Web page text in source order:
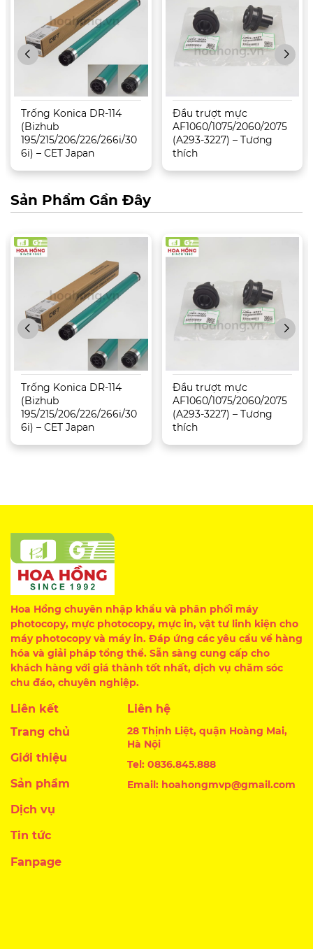
Trống Konica DR-114
(Bizhub
195/215/206/226/266i/30
6i) – CET Japan
Đầu trượt mực
AF1060/1075/2060/2075
(A293-3227) – Tương
thích
Sản Phẩm Gần Đây
Trống Konica DR-114
(Bizhub
195/215/206/226/266i/30
6i) – CET Japan
Đầu trượt mực
AF1060/1075/2060/2075
(A293-3227) – Tương
thích
Hoa Hồng chuyên nhập khẩu và phân phối máy
photocopy, mực photocopy, mực in, vật tư linh kiện cho
máy photocopy và máy in. Đáp ứng các yêu cầu về hàng
hóa và giải pháp tổng thể. Sẵn sàng cung cấp cho
khách hàng với giá thành tốt nhất, dịch vụ chăm sóc
chu đáo, chuyên nghiệp.
Liên kết
Trang chủ
Giới thiệu
Sản phẩm
Dịch vụ
Tin tức
Liên hệ
28 Thịnh Liệt, quận Hoàng Mai,
Hà Nội
Tel: 0836.845.888
Email: hoahongmvp@gmail.com
Fanpage